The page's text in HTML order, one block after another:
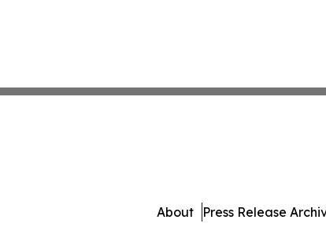
About Press Release